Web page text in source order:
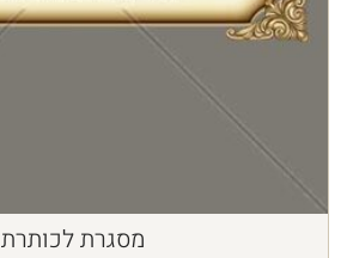
מסגרת לכותרת